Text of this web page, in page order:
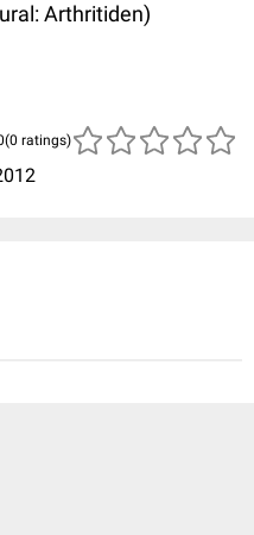
Arthritiden)
(0 ratings)